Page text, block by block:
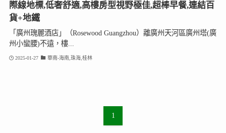
際線地標,低奢舒適,高樓房型視野極佳,超棒早餐,連結百
貨+地鐵
「廣州瑰麗酒店」（Rosewood Guangzhou）離廣州天河區廣州塔(廣
州小蠻腰)不遠，樓...
2025-01-27 華南-海南,珠海,桂林
1